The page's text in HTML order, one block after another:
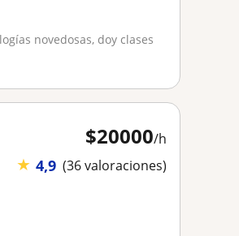
novedosas, doy clases
$20000/h
★ 4,9 (36 valoraciones)